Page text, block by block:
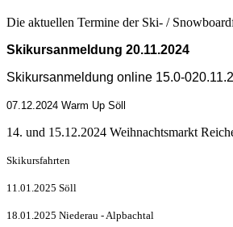
Die aktuellen Termine der Ski- /
Skikursanmeldung 20.11.2024
Skikursanmeldung online 15.0-
07.12.2024 Warm Up Söll
14. und 15.12.2024 Weihnachtsmarkt
Skikursfahrten
11.01.2025 Söll
18.01.2025 Niederau - Alpbachtal